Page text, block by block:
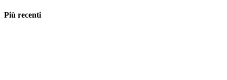
Più recenti